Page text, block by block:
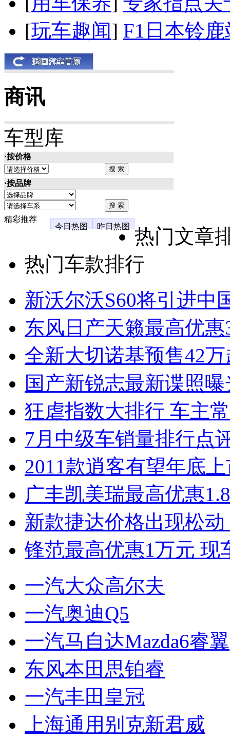
[玩车趣闻] F1日本铃
商讯
车型库
·按价格
·按品牌
精彩推荐
今日热图
昨日热图
热门文章
热门车款排行
新沃尔沃S60将引进中
东风日产天籁最高优
全新大切诺基预售42
国产新锐志最新谍照
狂虐指数大排行 车主
7月中级车销量排行点
2011款逍客有望年底
广丰凯美瑞最高优惠
新款捷达价格出现松
锋范最高优惠1万元 现
一汽大众高尔夫
一汽奥迪Q5
一汽马自达Mazda6睿翼
东风本田思铂睿
一汽丰田皇冠
上海通用别克新君威